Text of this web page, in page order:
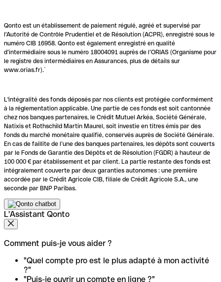
Qonto est un établissement de paiement régulé, agréé et supervisé par
l'Autorité de Contrôle Prudentiel et de Résolution (ACPR), enregistré sous le
numéro CIB 16958. Qonto est également enregistré en qualité
d’intermédiaire sous le numéro 18004091 auprès de l’ORIAS (Organisme pour
le registre des intermédiaires en Assurances, plus de détails sur
www.orias.fr).`
L'intégralité des fonds déposés par nos clients est protégée conformément
à la réglementation applicable. Une partie de ces fonds est soit cantonnée
chez nos banques partenaires, le Crédit Mutuel Arkéa, Société Générale,
Natixis et Rothschild Martin Maurel, soit investie en titres émis par des
fonds du marché monétaire qualifié, conservés auprès de Société Générale.
En cas de faillite de l’une des banques partenaires, les dépôts sont couverts
par le Fonds de Garantie des Dépôts et de Résolution (FGDR) à hauteur de
100 000 € par établissement et par client. La partie restante des fonds est
intégralement couverte par deux garanties autonomes : une première
accordée par le Crédit Agricole CIB, filiale de Crédit Agricole S.A., une
seconde par BNP Paribas.
L'Assistant Qonto
Comment puis-je vous aider ?
"Quel compte pro est le plus adapté à mon activité
?"
"Puis-je ouvrir un compte en ligne ?"